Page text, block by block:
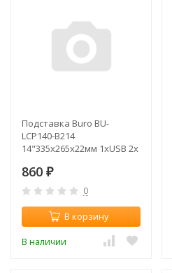
Подставка Buro BU-
LCP140-B214
14"335x265x22мм 1xUSB 2x
металлическая (плохая
упаковка)
860 ₽
0
В корзину
В наличии